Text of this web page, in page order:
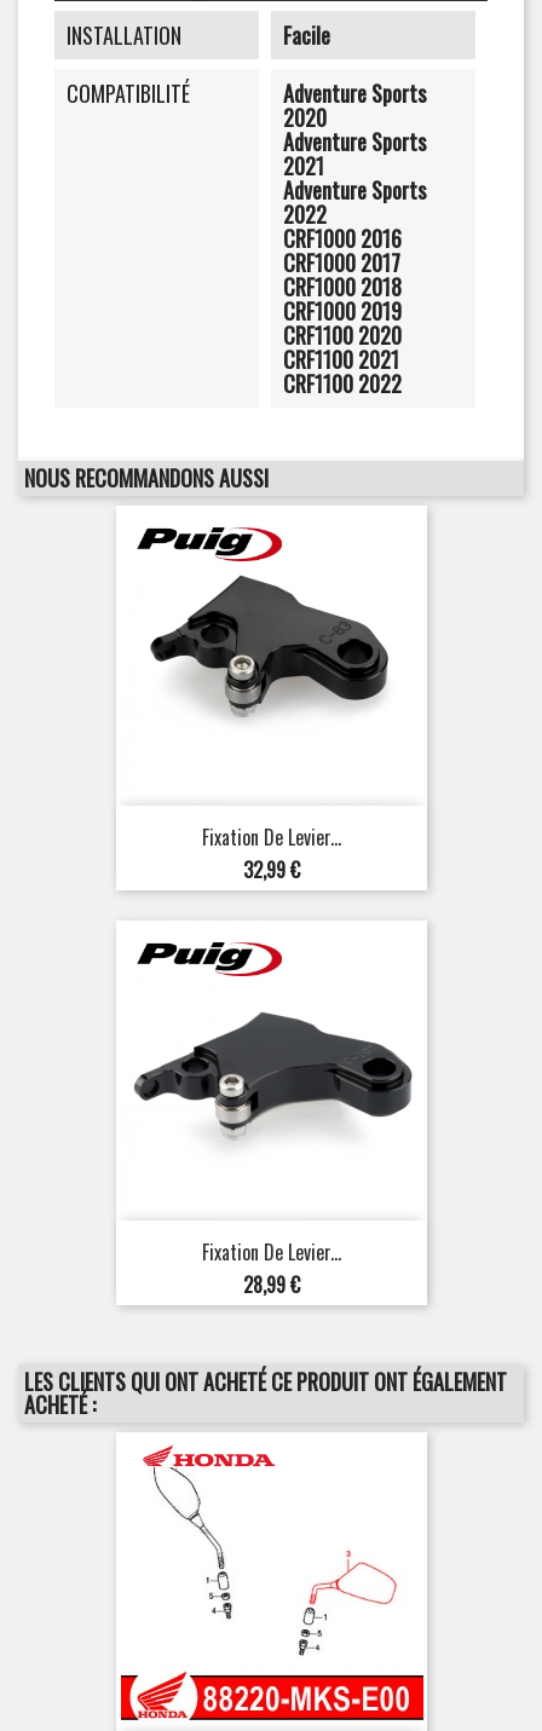
INSTALLATION
Facile
COMPATIBILITÉ
Adventure Sports
2020
Adventure Sports
2021
Adventure Sports
2022
CRF1000 2016
CRF1000 2017
CRF1000 2018
CRF1000 2019
CRF1100 2020
CRF1100 2021
CRF1100 2022
NOUS RECOMMANDONS AUSSI
Fixation De Levier...
Prix
32,99 €
Fixation De Levier...
Prix
28,99 €
LES CLIENTS QUI ONT ACHETÉ CE PRODUIT ONT ÉGALEMENT
ACHETÉ :